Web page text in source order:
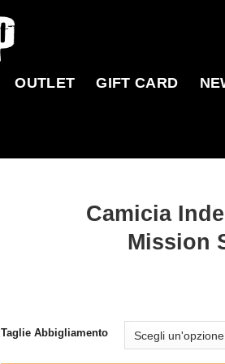
OUTLET GIFT CARD
Camicia
Mission
Taglie Abbigliamento